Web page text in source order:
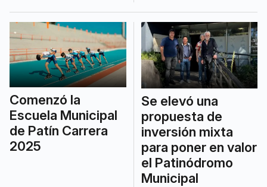
Comenzó la
Escuela Municipal
de Patín Carrera
2025
Se elevó una
propuesta de
inversión mixta
para poner en valor
el Patinódromo
Municipal